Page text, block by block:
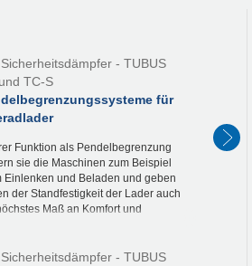
Sicherheitsdämpfer - TUBUS
TC-S
für
Funktion als Pendelbegrenzung
sie die Maschinen zum Beispiel
Einlenken und Beladen und geben
der Standfestigkeit der Lader auch
Maß an Komfort und
Sicherheitsdämpfer - TUBUS